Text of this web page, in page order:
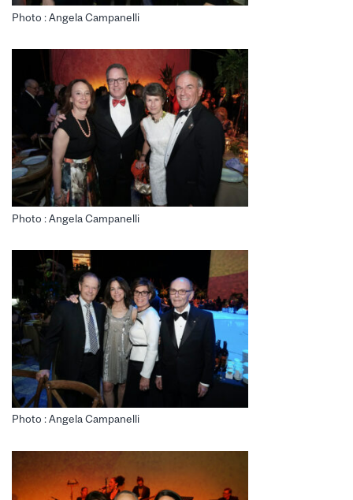
Photo : Angela Campanelli
Photo : Angela Campanelli
Photo : Angela Campanelli